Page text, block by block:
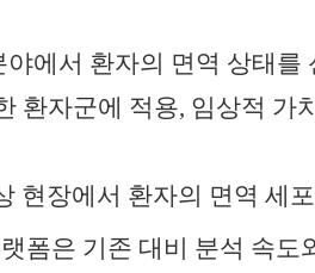
에서 환자의 면역 상태
환자군에 적용, 임상적 가
현장에서 환자의 면역 세
폼은 기존 대비 분석 속도